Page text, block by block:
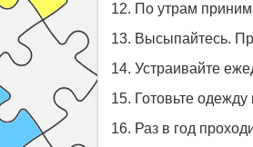
12. По утрам
13. Высыпайтесь.
14. Устраивайте
15. Готовьте
16. Раз в год